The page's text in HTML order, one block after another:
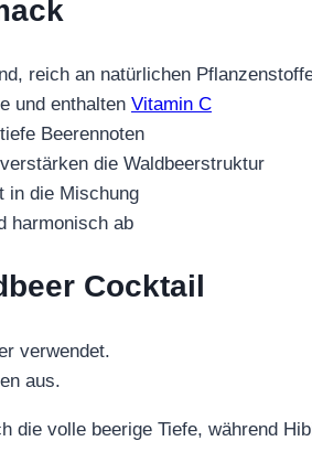
reich an natürlichen
und enthalten Vitamin C
Beerennoten
die Waldbeerstruktur
in die Mischung
harmonisch ab
Cocktail
verwendet.
aus.
die volle beerige Tiefe, während